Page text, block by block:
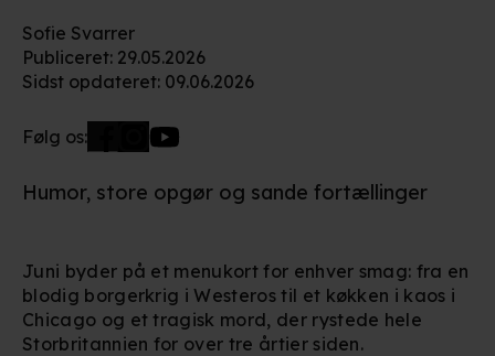
Sofie Svarrer
Publiceret: 29.05.2026
Sidst opdateret: 09.06.2026
Følg os:
Humor, store opgør og sande fortællinger
Juni byder på et menukort for enhver smag: fra en
blodig borgerkrig i Westeros til et køkken i kaos i
Chicago og et tragisk mord, der rystede hele
Storbritannien for over tre årtier siden.